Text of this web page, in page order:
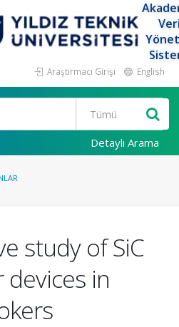
Araştırmacı Girişi English
Detaylı Arama
study of SiC
devices in